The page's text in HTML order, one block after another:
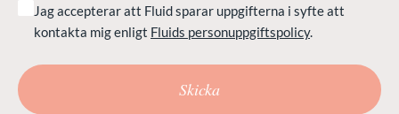
Jag accepterar att Fluid sparar uppgifterna i syfte att
kontakta mig enligt Fluids personuppgiftspolicy.
Skicka